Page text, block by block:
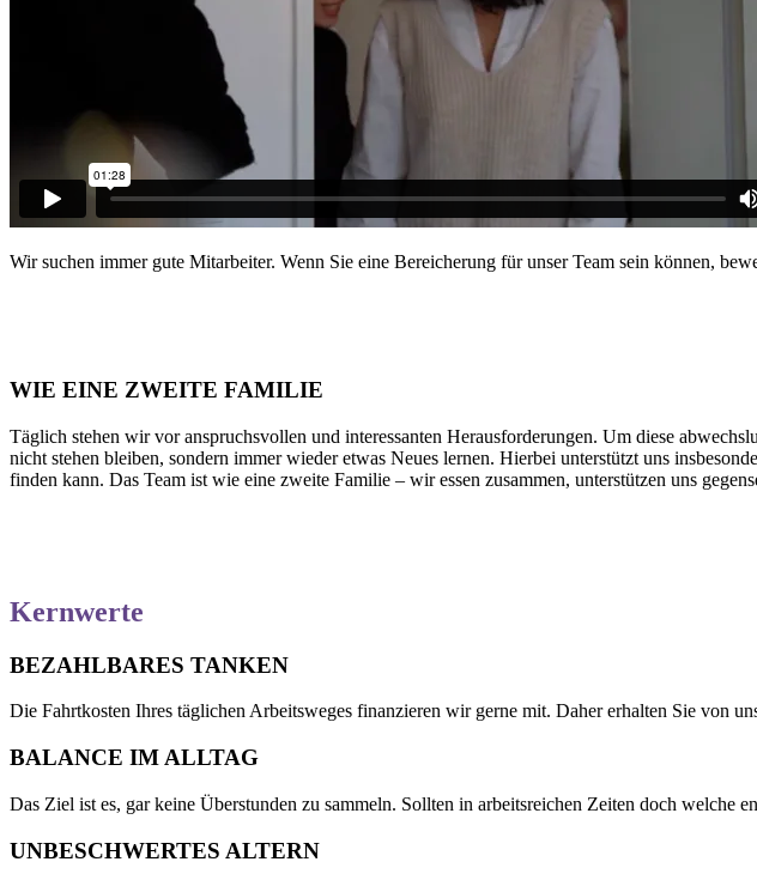
Wir suchen immer gute Mitarbeiter. Wenn Sie eine Bereicherung für unser Team sein können,
WIE EINE ZWEITE FAMILIE
Täglich stehen wir vor anspruchsvollen und interessanten Herausforderungen. Um diese
nicht stehen bleiben, sondern immer wieder etwas Neues lernen. Hierbei unterstützt uns
finden kann. Das Team ist wie eine zweite Familie – wir essen zusammen, unterstützen uns
Kernwerte
BEZAHLBARES TANKEN
Die Fahrtkosten Ihres täglichen Arbeitsweges finanzieren wir gerne mit. Daher erhalten Sie von
BALANCE IM ALLTAG
Das Ziel ist es, gar keine Überstunden zu sammeln. Sollten in arbeitsreichen Zeiten doch welche
UNBESCHWERTES ALTERN